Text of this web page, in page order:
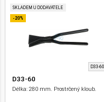
SKLADEM U DODAVATELE
-20%
D33-60
D33-60
Délka: 280 mm. Prostrčený kloub.